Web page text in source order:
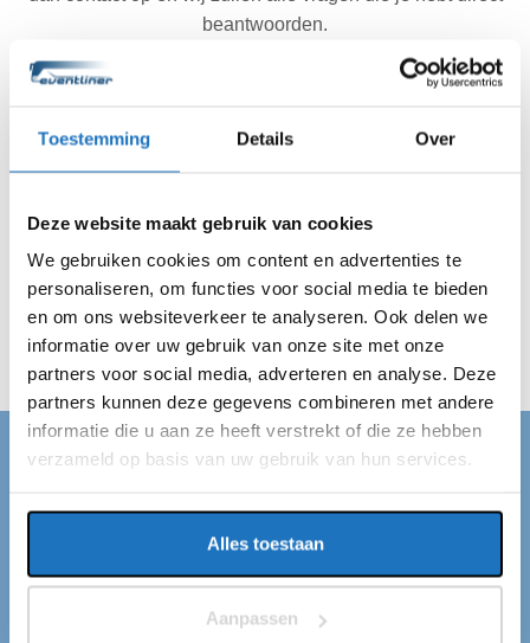
Toestemming Details Over
Deze website maakt gebruik van cookies
We gebruiken cookies om content en advertenties te
personaliseren, om functies voor social media te bieden
en om ons websiteverkeer te analyseren. Ook delen we
informatie over uw gebruik van onze site met onze
partners voor social media, adverteren en analyse. Deze
partners kunnen deze gegevens combineren met andere
informatie die u aan ze heeft verstrekt of die ze hebben
verzameld op basis van uw gebruik van hun services.
Alles toestaan
Aanpassen
beantwoorden.
Akkoord met de offerte? Wij doen de rest.
de rest. Jij hebt dus geen reden meer om te stressen. Wij
zijn altijd op de afgesproken tijd op locatie in Pijnacker en
vervoeren jouw gehele gezelschap veilig van A naar B.
Wij regelen alles en jij kan van je dag genieten!
Partybus huren in
Pijnacker
Als je op zoekt bent naar een partybus in Pijnacker,